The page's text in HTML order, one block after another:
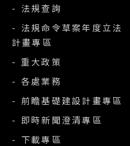
- 法規查詢
- 法規命令草案年度立法
計畫專區
- 重大政策
- 各處業務
- 前瞻基礎建設計畫專區
- 即時新聞澄清專區
- 下載專區